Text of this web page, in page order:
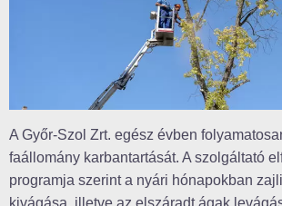
A Győr-Szol Zrt. egész évben
faállomány karbantartását. A szolgáltató
programja szerint a nyári hónapokban